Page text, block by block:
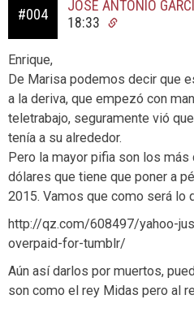
#004
JOSÉ ANTONIO
18:33
Enrique,
De Marisa podemos decir que
a la deriva, que empezó con
teletrabajo, seguramente vió
tenía a su alrededor.
Pero la mayor pifia son los
dólares que tiene que poner a
2015. Vamos que como será lo
http://qz.com/608497/yahoo-
overpaid-for-tumblr/
Aún así darlos por muertos,
son como el rey Midas pero al